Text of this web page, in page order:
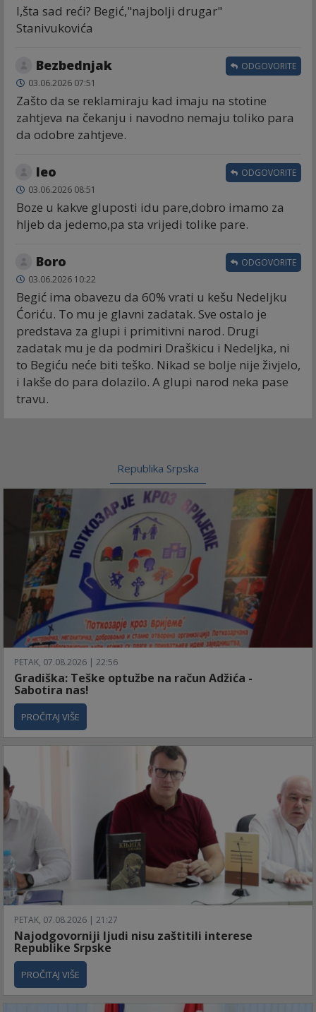
I,šta sad reći? Begić,"najbolji drugar"
Stanivukovića
Bezbednjak
03.06.2026 07:51
Zašto da se reklamiraju kad imaju na stotine
zahtjeva na čekanju i navodno nemaju toliko para
da odobre zahtjeve.
ODGOVORITE
leo
03.06.2026 08:51
Boze u kakve gluposti idu pare,dobro imamo za
hljeb da jedemo,pa sta vrijedi tolike pare.
ODGOVORITE
Boro
03.06.2026 10:22
Begić ima obavezu da 60% vrati u kešu Nedeljku
Ćoriću. To mu je glavni zadatak. Sve ostalo je
predstava za glupi i primitivni narod. Drugi
zadatak mu je da podmiri Draškicu i Nedeljka, ni
to Begiću neće biti teško. Nikad se bolje nije živjelo,
i lakše do para dolazilo. A glupi narod neka pase
travu.
ODGOVORITE
Republika Srpska
PETAK, 07.08.2026 | 22:56
Gradiška: Teške optužbe na račun Adžića -
Sabotira nas!
PROČITAJ VIŠE
PETAK, 07.08.2026 | 21:27
Najodgovorniji ljudi nisu zaštitili interese
Republike Srpske
PROČITAJ VIŠE